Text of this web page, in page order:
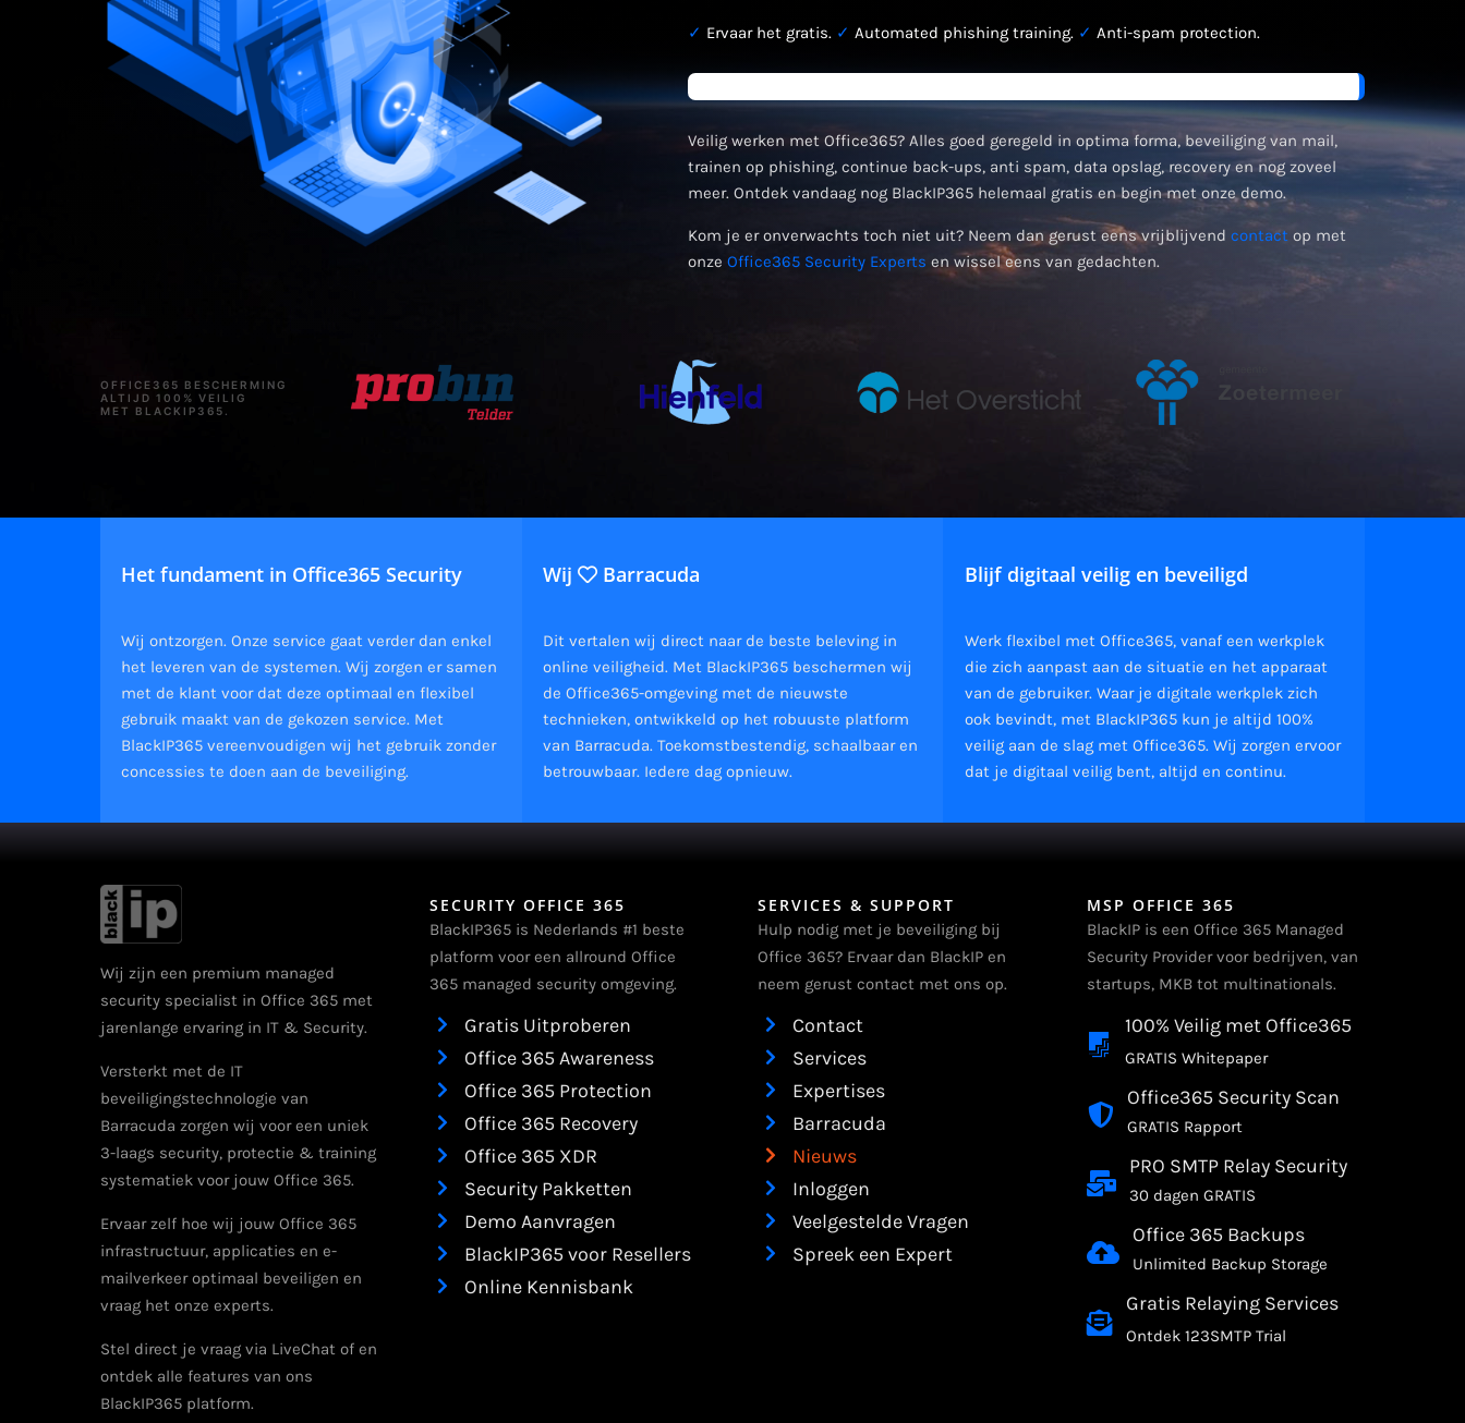
✓ Ervaar het gratis. ✓ Automated phishing training. ✓ Anti-spam protection.
Veilig werken met Office365? Alles goed geregeld in optima forma, beveiliging van mail,
trainen op phishing, continue back-ups, anti spam, data opslag, recovery en nog zoveel
meer. Ontdek vandaag nog BlackIP365 helemaal gratis en begin met onze demo.
Kom je er onverwachts toch niet uit? Neem dan gerust eens vrijblijvend contact op met
onze Office365 Security Experts en wissel eens van gedachten.
OFFICE365 BESCHERMING
ALTIJD 100% VEILIG
MET BLACKIP365.
Het fundament in Office365 Security
Wij ontzorgen. Onze service gaat verder dan enkel
het leveren van de systemen. Wij zorgen er samen
met de klant voor dat deze optimaal en flexibel
gebruik maakt van de gekozen service. Met
BlackIP365 vereenvoudigen wij het gebruik zonder
concessies te doen aan de beveiliging.
Wij Barracuda
Dit vertalen wij direct naar de beste beleving in
online veiligheid. Met BlackIP365 beschermen wij
de Office365-omgeving met de nieuwste
technieken, ontwikkeld op het robuuste platform
van Barracuda. Toekomstbestendig, schaalbaar en
betrouwbaar. Iedere dag opnieuw.
Blijf digitaal veilig en beveiligd
Werk flexibel met Office365, vanaf een werkplek
die zich aanpast aan de situatie en het apparaat
van de gebruiker. Waar je digitale werkplek zich
ook bevindt, met BlackIP365 kun je altijd 100%
veilig aan de slag met Office365. Wij zorgen ervoor
dat je digitaal veilig bent, altijd en continu.
Wij zijn een premium managed
security specialist in Office 365 met
jarenlange ervaring in IT & Security.
Versterkt met de IT
beveiligingstechnologie van
Barracuda zorgen wij voor een uniek
3-laags security, protectie & training
systematiek voor jouw Office 365.
Ervaar zelf hoe wij jouw Office 365
infrastructuur, applicaties en e-
mailverkeer optimaal beveiligen en
vraag het onze experts.
Stel direct je vraag via LiveChat of en
ontdek alle features van ons
BlackIP365 platform.
SECURITY OFFICE 365
BlackIP365 is Nederlands #1 beste
platform voor een allround Office
365 managed security omgeving.
Gratis Uitproberen
Office 365 Awareness
Office 365 Protection
Office 365 Recovery
Office 365 XDR
Security Pakketten
Demo Aanvragen
BlackIP365 voor Resellers
Online Kennisbank
SERVICES & SUPPORT
Hulp nodig met je beveiliging bij
Office 365? Ervaar dan BlackIP en
neem gerust contact met ons op.
Contact
Services
Expertises
Barracuda
Nieuws
Inloggen
Veelgestelde Vragen
Spreek een Expert
MSP OFFICE 365
BlackIP is een Office 365 Managed
Security Provider voor bedrijven, van
startups, MKB tot multinationals.
100% Veilig met Office365
GRATIS Whitepaper
Office365 Security Scan
GRATIS Rapport
PRO SMTP Relay Security
30 dagen GRATIS
Office 365 Backups
Unlimited Backup Storage
Gratis Relaying Services
Ontdek 123SMTP Trial